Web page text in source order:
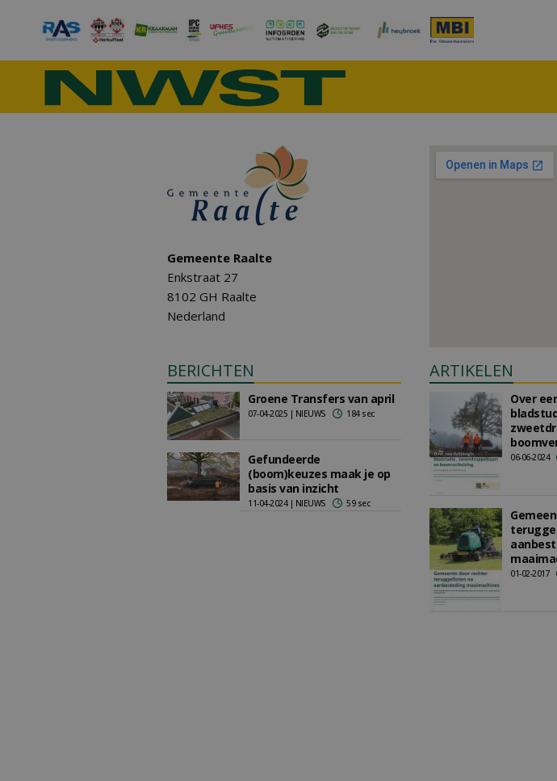
Gemeente Raalte
Enkstraat 27
8102 GH Raalte
Nederland
BERICHTEN
Groene Transfers van april
07-04-2025 | NIEUWS 184 sec
Gefundeerde
(boom)keuzes maak je op
basis van inzicht
11-04-2024 | NIEUWS 59 sec
ARTIKELEN
Over
06-06-2024
01-02-2017